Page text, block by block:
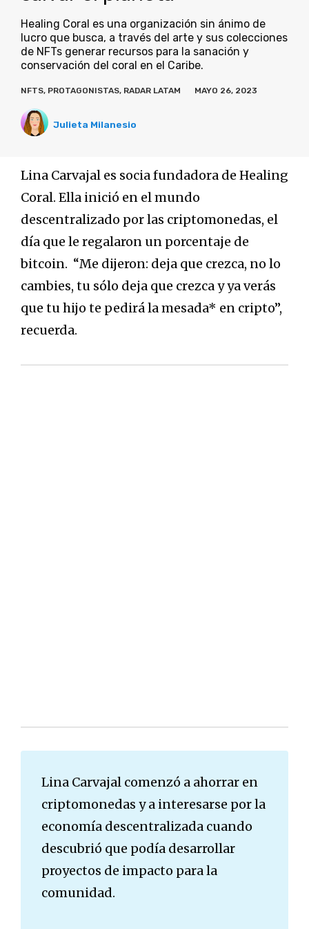
Healing Coral es una organización sin ánimo de
lucro que busca, a través del arte y sus colecciones
de NFTs generar recursos para la sanación y
conservación del coral en el Caribe.
NFTS, PROTAGONISTAS, RADAR LATAM MAYO 26, 2023
Julieta Milanesio
Lina Carvajal es socia fundadora de Healing
Coral. Ella inició en el mundo
descentralizado por las criptomonedas, el
día que le regalaron un porcentaje de
bitcoin. “Me dijeron: deja que crezca, no lo
cambies, tu sólo deja que crezca y ya verás
que tu hijo te pedirá la mesada* en cripto”,
recuerda.
Lina Carvajal comenzó a ahorrar en
criptomonedas y a interesarse por la
economía descentralizada cuando
descubrió que podía desarrollar
proyectos de impacto para la
comunidad.